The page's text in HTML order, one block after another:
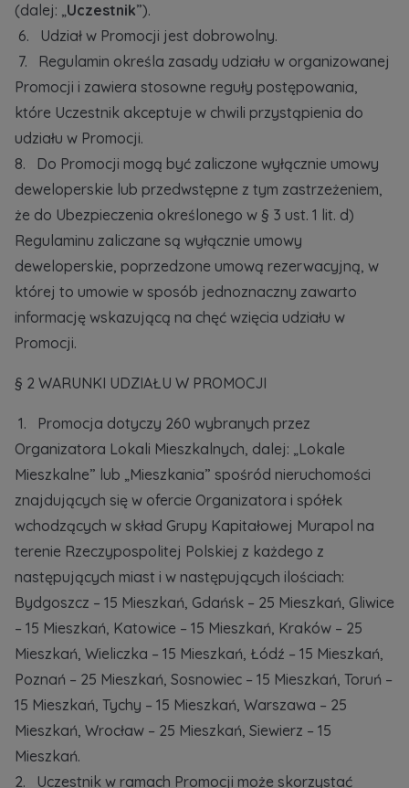
(dalej: „Uczestnik”).
6. Udział w Promocji jest dobrowolny.
7. Regulamin określa zasady udziału w organizowanej
Promocji i zawiera stosowne reguły postępowania,
które Uczestnik akceptuje w chwili przystąpienia do
udziału w Promocji.
8. Do Promocji mogą być zaliczone wyłącznie umowy
deweloperskie lub przedwstępne z tym zastrzeżeniem,
że do Ubezpieczenia określonego w § 3 ust. 1 lit. d)
Regulaminu zaliczane są wyłącznie umowy
deweloperskie, poprzedzone umową rezerwacyjną, w
której to umowie w sposób jednoznaczny zawarto
informację wskazującą na chęć wzięcia udziału w
Promocji.
§ 2 WARUNKI UDZIAŁU W PROMOCJI
1. Promocja dotyczy 260 wybranych przez
Organizatora Lokali Mieszkalnych, dalej: „Lokale
Mieszkalne” lub „Mieszkania” spośród nieruchomości
znajdujących się w ofercie Organizatora i spółek
wchodzących w skład Grupy Kapitałowej Murapol na
terenie Rzeczypospolitej Polskiej z każdego z
następujących miast i w następujących ilościach:
Bydgoszcz – 15 Mieszkań, Gdańsk – 25 Mieszkań, Gliwice
– 15 Mieszkań, Katowice – 15 Mieszkań, Kraków – 25
Mieszkań, Wieliczka – 15 Mieszkań, Łódź – 15 Mieszkań,
Poznań – 25 Mieszkań, Sosnowiec – 15 Mieszkań, Toruń –
15 Mieszkań, Tychy – 15 Mieszkań, Warszawa – 25
Mieszkań, Wrocław – 25 Mieszkań, Siewierz – 15
Mieszkań.
2. Uczestnik w ramach Promocji może skorzystać